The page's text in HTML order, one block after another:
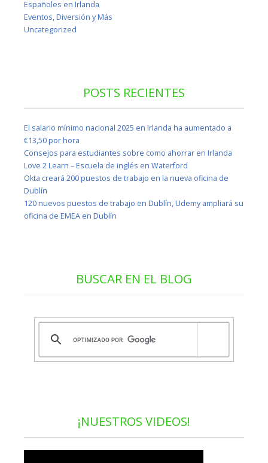
Españoles en Irlanda
Eventos, Diversión y Más
Uncategorized
POSTS RECIENTES
El salario mínimo nacional 2025 en Irlanda ha aumentado a
€13,50 por hora
Consejos para estudiantes sobre como ahorrar en Irlanda
Love 2 Learn – Escuela de inglés en Waterford
Okta creará 200 puestos de trabajo en la nueva oficina de
Dublín
120 nuevos puestos de trabajo en Dublín, Udemy ampliará su
oficina de EMEA en Dublín
BUSCAR EN EL BLOG
¡NUESTROS VIDEOS!